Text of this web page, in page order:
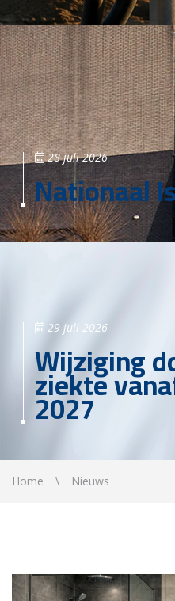
28 juli 2026
Nationaal
29 juli 2026
Wijziging
ziekte
2027
Home Nieuws